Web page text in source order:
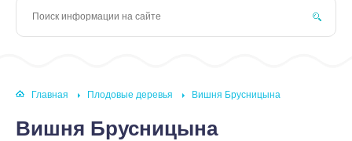
Главная Плодовые деревья Вишня Брусницына
Вишня Брусницына